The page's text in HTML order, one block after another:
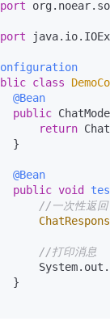
class
@Bean
public
return
}
@Bean
public void
//一次性返回
//打印消息
}